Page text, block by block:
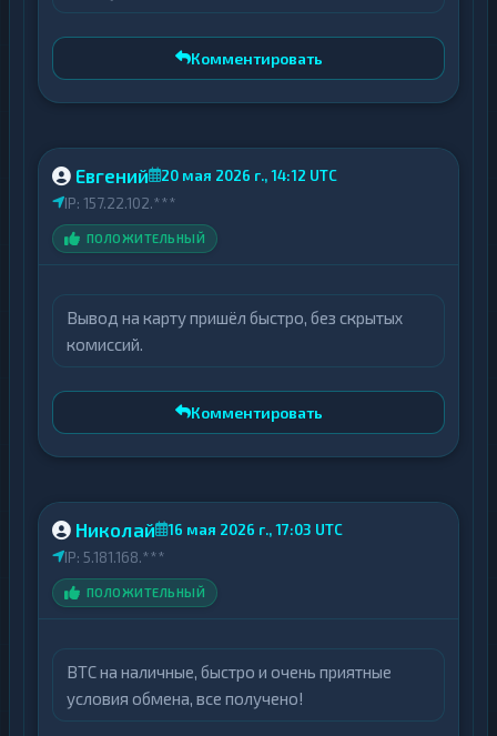
Комментировать
Евгений
20 мая 2026 г., 14:12 UTC
IP: 157.22.102.***
ПОЛОЖИТЕЛЬНЫЙ
Вывод на карту пришёл быстро, без скрытых
комиссий.
Комментировать
Николай
16 мая 2026 г., 17:03 UTC
IP: 5.181.168.***
ПОЛОЖИТЕЛЬНЫЙ
BTC на наличные, быстро и очень приятные
условия обмена, все получено!